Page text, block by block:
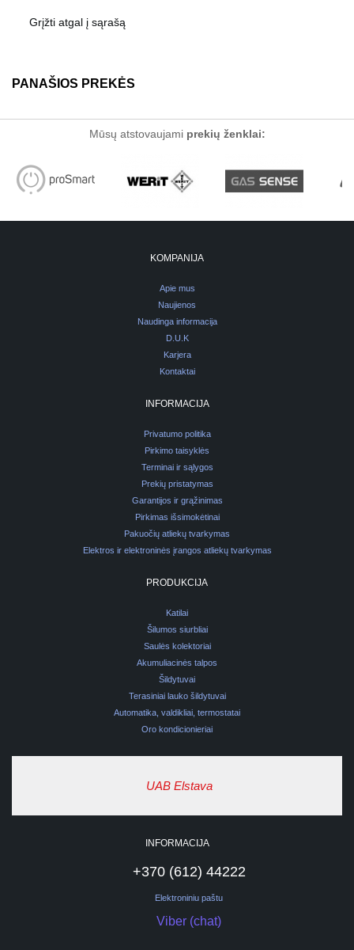
Grįžti atgal į sąrašą
PANAŠIOS PREKĖS
Mūsų atstovaujami prekių ženklai:
KOMPANIJA
Apie mus
Naujienos
Naudinga informacija
D.U.K
Karjera
Kontaktai
INFORMACIJA
Privatumo politika
Pirkimo taisyklės
Terminai ir sąlygos
Prekių pristatymas
Garantijos ir grąžinimas
Pirkimas išsimokėtinai
Pakuočių atliekų tvarkymas
Elektros ir elektroninės įrangos atliekų tvarkymas
PRODUKCIJA
Katilai
Šilumos siurbliai
Saulės kolektoriai
Akumuliacinės talpos
Šildytuvai
Terasiniai lauko šildytuvai
Automatika, valdikliai, termostatai
Oro kondicionieriai
UAB Elstava
INFORMACIJA
+370 (612) 44222
Elektroniniu paštu
Viber (chat)